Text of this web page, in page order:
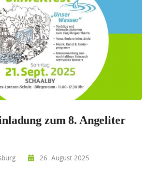
zum 8. Angeliter
26. August 2025